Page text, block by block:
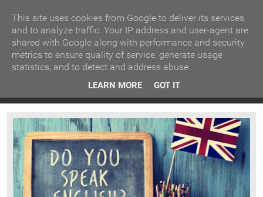
Ιερόσυλοι έκλεψαν τάματα από Ιερό Ναό στις Σέρρες
ΚΕΝΤΡΙΚΗ ΑΝΑ ΚΑΤΗΓΟΡΙΑ
ΕΙΔΗΣΕΙΣ ΑΝΑ ΠΕΡΙΟΧΗ
ΠΡΟΣΦΑΤΑ ΝΕΑ
Ν. ΣΕΡΡΩΝ Η ΓΗ ΜΑΣ
ΤΥΧΑΙΕΣ ΑΝΑΡΤΗΣΕΙΣ/ΑΡΘΡΑ
Serres Racing Circuit
Panserraikos FC
This site uses cookies from Google to deliver its services
and to analyze traffic. Your IP address and user-agent are
shared with Google along with performance and security
metrics to ensure quality of service, generate usage
statistics, and to detect and address abuse.
LEARN MORE GOT IT